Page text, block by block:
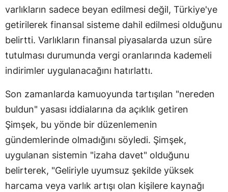
varlıkların sadece beyan edilmesi değil, Türkiye'ye
getirilerek finansal sisteme dahil edilmesi olduğunu
belirtti. Varlıkların finansal piyasalarda uzun süre
tutulması durumunda vergi oranlarında kademeli
indirimler uygulanacağını hatırlattı.
Son zamanlarda kamuoyunda tartışılan "nereden
buldun" yasası iddialarına da açıklık getiren
Şimşek, bu yönde bir düzenlemenin
gündemlerinde olmadığını söyledi. Şimşek,
uygulanan sistemin "izaha davet" olduğunu
belirterek, "Geliriyle uyumsuz şekilde yüksek
harcama veya varlık artışı olan kişilere kaynağı